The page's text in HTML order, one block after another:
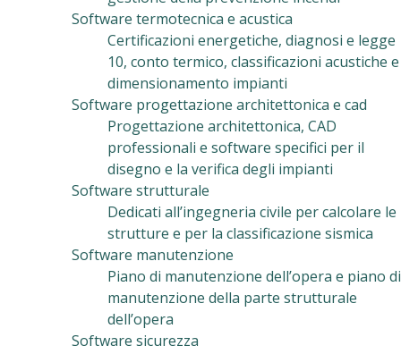
Software termotecnica e acustica
Certificazioni energetiche, diagnosi e legge
10, conto termico, classificazioni acustiche e
dimensionamento impianti
Software progettazione architettonica e cad
Progettazione architettonica, CAD
professionali e software specifici per il
disegno e la verifica degli impianti
Software strutturale
Dedicati all’ingegneria civile per calcolare le
strutture e per la classificazione sismica
Software manutenzione
Piano di manutenzione dell’opera e piano di
manutenzione della parte strutturale
dell’opera
Software sicurezza